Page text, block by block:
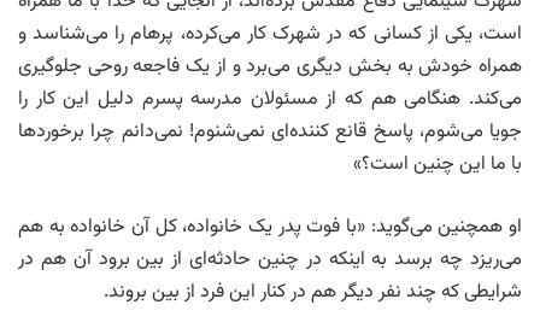
است، یکی از کسانی که در شهرک کار می‌کرده، پرهام را می‌شناسد و
همراه خودش به بخش دیگری می‌برد و از یک فاجعه روحی جلوگیری
می‌کند. هنگامی هم که از مسئولان مدرسه پسرم دلیل این کار را
جویا می‌شوم، پاسخ قانع کننده‌ای نمی‌شنوم! نمی‌دانم چرا برخوردها
با ما این چنین است؟»
او همچنین می‌گوید: «با فوت پدر یک خانواده، کل آن خانواده به هم
می‌ریزد چه برسد به اینکه در چنین حادثه‌ای از بین برود آن هم در
شرایطی که چند نفر دیگر هم در کنار این فرد از بین بروند.